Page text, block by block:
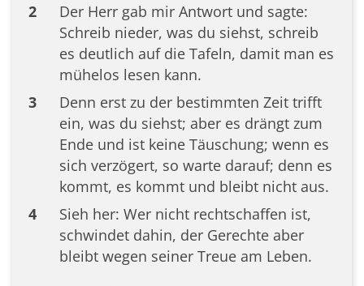
2
Der Herr gab mir Antwort und sagte:
Schreib nieder, was du siehst, schreib
es deutlich auf die Tafeln, damit man es
mühelos lesen kann.
3
Denn erst zu der bestimmten Zeit trifft
ein, was du siehst; aber es drängt zum
Ende und ist keine Täuschung; wenn es
sich verzögert, so warte darauf; denn es
kommt, es kommt und bleibt nicht aus.
4
Sieh her: Wer nicht rechtschaffen ist,
schwindet dahin, der Gerechte aber
bleibt wegen seiner Treue am Leben.